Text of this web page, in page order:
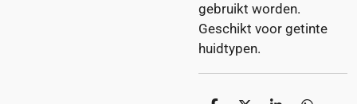
gebruikt worden.
Geschikt voor getinte
huidtypen.